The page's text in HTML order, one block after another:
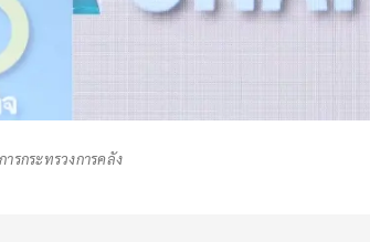
รกระทรวงการคลัง